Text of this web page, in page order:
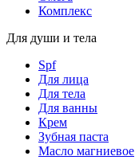
Комплекс
Для души и тела
Spf
Для лица
Для тела
Для ванны
Крем
Зубная паста
Масло магниевое